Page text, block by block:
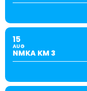
15
AUG
NMKA KM 3